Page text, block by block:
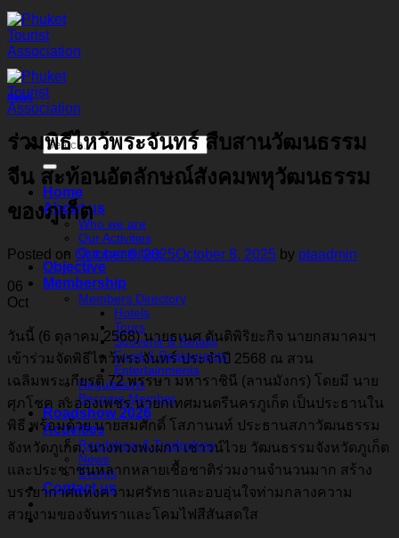
Skip
to
content
Home
About us
Who we are
Our Activities
Our committee
Objective
Membership
Members Directory
Hotels
Tours
Souvenir & Retails
Food & Restaurants
Entertainments
Regulations
Become Member
Roadshow 2026
Activities
Roadshow & Tradeshow
News
Events
Contact us
News
ร่วมพิธีไหว้พระจันทร์ สืบสานวัฒนธรรม
จีน สะท้อนอัตลักษณ์สังคมพหุวัฒนธรรม
ของภูเก็ต
Posted on October 6, 2025October 8, 2025 by ptaadmin
06
Oct
วันนี้ (6 ตุลาคม 2568) นายธเนศ ตันติพิริยะกิจ นายกสมาคมฯ
เข้าร่วมจัดพิธีไหว้พระจันทร์ ประจำปี 2568 ณ สวน
เฉลิมพระเกียรติ 72 พรรษา มหาราชินี (ลานมังกร) โดยมี นาย
ศุภโชค ละอองเพชร นายกเทศมนตรีนครภูเก็ต เป็นประธานใน
พิธี พร้อมด้วย นายสมศักดิ์ โสภานนท์ ประธานสภาวัฒนธรรม
จังหวัดภูเก็ต, นางพวงพงผกา เชาวน์ไวย วัฒนธรรมจังหวัดภูเก็ต
และประชาชนหลากหลายเชื้อชาติร่วมงานจำนวนมาก สร้าง
บรรยากาศแห่งความศรัทธาและอบอุ่นใจท่ามกลางความ
สวยงามของจันทราและโคมไฟสีสันสดใส